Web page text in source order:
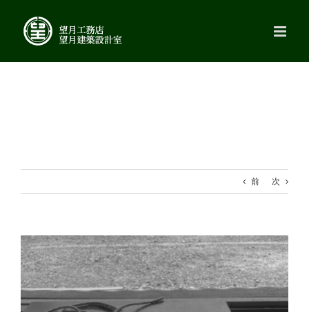
content
前 次
View
Larger
Image